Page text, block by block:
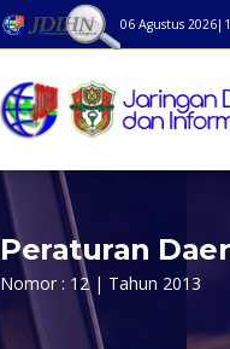
06 Agustus 2026|
Peraturan
Nomor : 12 | Tahun 2013